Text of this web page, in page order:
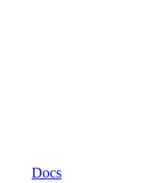
Docs